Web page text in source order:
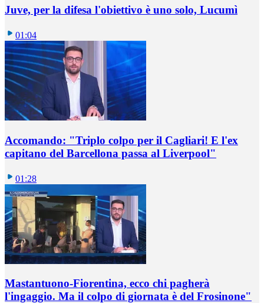
Juve, per la difesa l'obiettivo è uno solo, Lucumì
01:04
Accomando: "Triplo colpo per il Cagliari! E l'ex
capitano del Barcellona passa al Liverpool"
01:28
Mastantuono-Fiorentina, ecco chi pagherà
l'ingaggio. Ma il colpo di giornata è del Frosinone"